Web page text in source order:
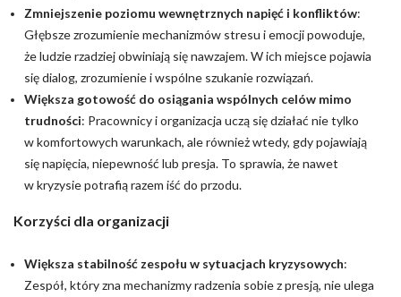
Zmniejszenie poziomu wewnętrznych napięć i konfliktów:
Głębsze zrozumienie mechanizmów stresu i emocji powoduje,
że ludzie rzadziej obwiniają się nawzajem. W ich miejsce pojawia
się dialog, zrozumienie i wspólne szukanie rozwiązań.
Większa gotowość do osiągania wspólnych celów mimo
trudności: Pracownicy i organizacja uczą się działać nie tylko
w komfortowych warunkach, ale również wtedy, gdy pojawiają
się napięcia, niepewność lub presja. To sprawia, że nawet
w kryzysie potrafią razem iść do przodu.
Korzyści dla organizacji
Większa stabilność zespołu w sytuacjach kryzysowych:
Zespół, który zna mechanizmy radzenia sobie z presją, nie ulega